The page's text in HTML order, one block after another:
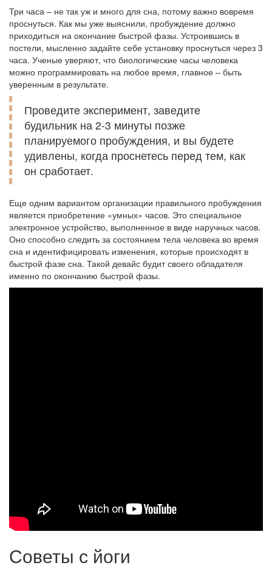
Три часа – не так уж и много для сна, потому важно вовремя
проснуться. Как мы уже выяснили, пробуждение должно
приходиться на окончание быстрой фазы. Устроившись в
постели, мысленно задайте себе установку проснуться через 3
часа. Ученые уверяют, что биологические часы человека
можно программировать на любое время, главное – быть
уверенным в результате.
Проведите эксперимент, заведите
будильник на 2-3 минуты позже
планируемого пробуждения, и вы будете
удивлены, когда проснетесь перед тем, как
он сработает.
Еще одним вариантом организации правильного пробуждения
является приобретение «умных» часов. Это специальное
электронное устройство, выполненное в виде наручных часов.
Оно способно следить за состоянием тела человека во время
сна и идентифицировать изменения, которые происходят в
быстрой фазе сна. Такой девайс будит своего обладателя
именно по окончанию быстрой фазы.
Советы с йоги